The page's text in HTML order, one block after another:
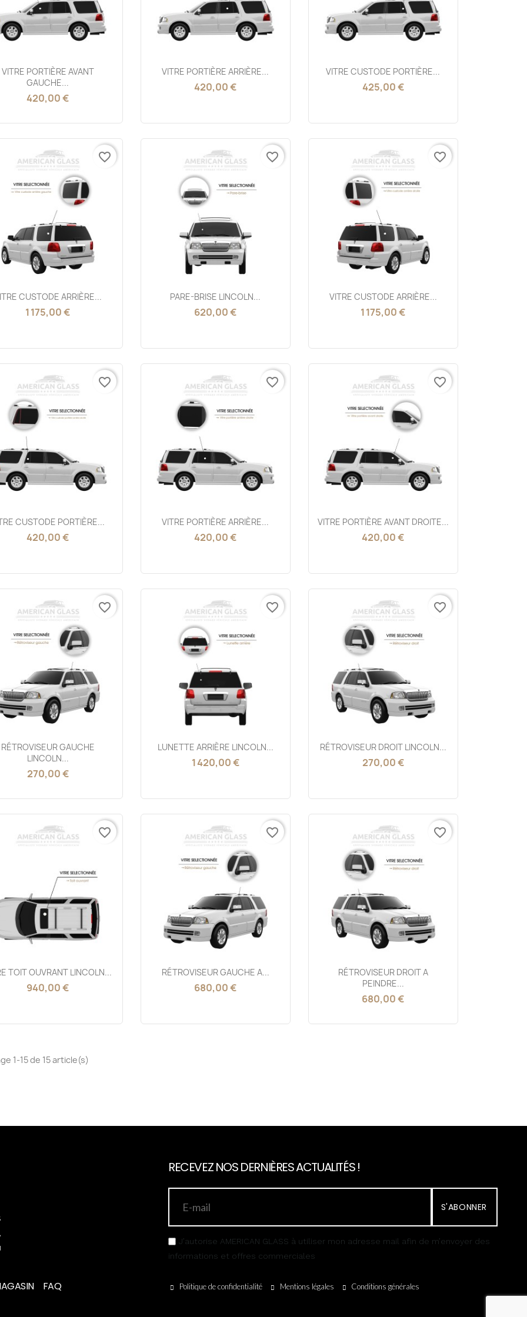
Aperçu rapide
VITRE PORTIÈRE AVANT
GAUCHE...
420,00 €
Aperçu rapide
VITRE PORTIÈRE ARRIÈRE...
420,00 €
Aperçu rapide
VITRE CUSTODE PORTIÈRE...
425,00 €
Aperçu rapide
CUSTODE ARRIÈRE...
1 175,00 €
favorite_border
Aperçu rapide
PARE-BRISE LINCOLN...
620,00 €
favorite_border
Aperçu rapide
VITRE CUSTODE ARRIÈRE...
1 175,00 €
favorite_border
Aperçu rapide
CUSTODE PORTIÈRE...
420,00 €
favorite_border
Aperçu rapide
VITRE PORTIÈRE ARRIÈRE...
420,00 €
favorite_border
Aperçu rapide
VITRE PORTIÈRE AVANT DROITE...
420,00 €
favorite_border
Aperçu rapide
RÉTROVISEUR GAUCHE
LINCOLN...
270,00 €
favorite_border
Aperçu rapide
LUNETTE ARRIÈRE LINCOLN...
1 420,00 €
favorite_border
Aperçu rapide
RÉTROVISEUR DROIT LINCOLN...
270,00 €
favorite_border
Aperçu rapide
TOIT OUVRANT LINCOLN...
940,00 €
favorite_border
Aperçu rapide
RÉTROVISEUR GAUCHE A...
680,00 €
favorite_border
Aperçu rapide
RÉTROVISEUR DROIT A
PEINDRE...
680,00 €
favorite_border
1-15 de 15 article(s)
FAQ
RECEVEZ NOS DERNIÈRES ACTUALITÉS !
S'ABONNER
J’autorise AMERICAN GLASS à utiliser mon adresse mail afin de m’envoyer des
informations et offres commerciales
Politique de confidentialité Mentions légales Conditions générales